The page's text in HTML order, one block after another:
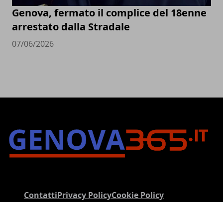
Genova, fermato il complice del 18enne
arrestato dalla Stradale
07/06/2026
ContattiPrivacy PolicyCookie Policy